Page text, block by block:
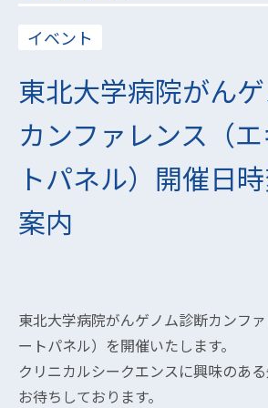
イベント
東北大学病院がん
カンファレンス（
トパネル）開催日
案内
東北大学病院がんゲノム診断カンフ
ートパネル）を開催いたします。
クリニカルシークエンスに興味のあ
お待ちしております。